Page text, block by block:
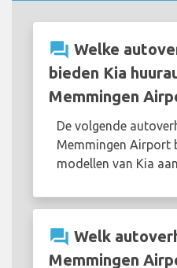
question_answer Welke
bieden Kia
Memmingen
De volgende
Memmingen Airport
modellen van Kia
question_answer Welk
Memmingen